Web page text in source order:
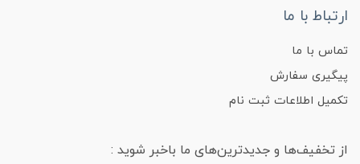
ارتباط با ما
تماس با ما
پیگیری سفارش
تکمیل اطلاعات ثبت نام
از تخفیف‌ها و جدیدترین‌های ما باخبر شوید :